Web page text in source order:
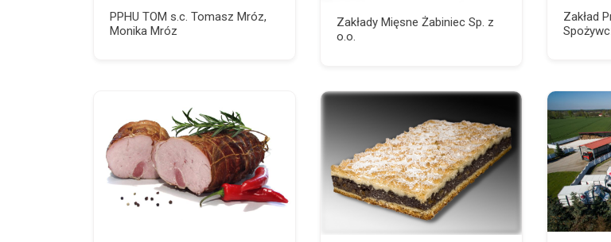
PPHU TOM s.c. Tomasz Mróz,
Monika Mróz
Zakłady Mięsne Żabiniec Sp. z
o.o.
Zakład